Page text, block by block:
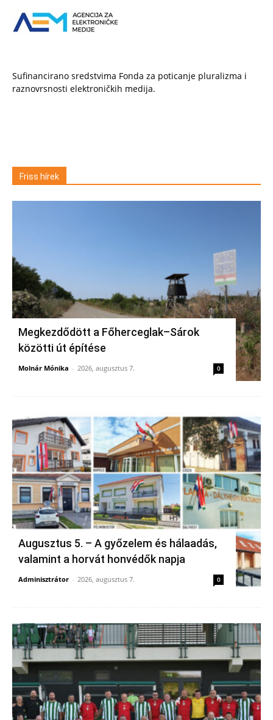
Sufinancirano sredstvima Fonda za poticanje pluralizma i
raznovrsnosti elektroničkih medija.
Friss hírek
Megkezdődött a Főherceglak–Sárok
közötti út építése
Molnár Mónika - 2026, augusztus 7. 0
Augusztus 5. – A győzelem és hálaadás,
valamint a horvát honvédők napja
Adminisztrátor - 2026, augusztus 7. 0